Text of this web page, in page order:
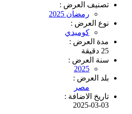
تصنيف العرض :
رمضان 2025
نوع العرض :
كوميدي
مدة العرض :
25 دقيقة
سنة العرض :
2025
بلد العرض :
مصر
تاريخ الاضافة :
2025-03-03